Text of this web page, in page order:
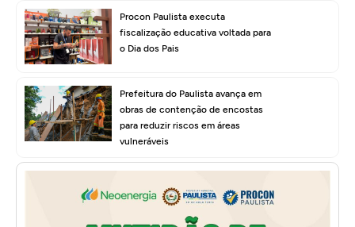
Procon Paulista executa
fiscalização educativa voltada para
o Dia dos Pais
Prefeitura do Paulista avança em
obras de contenção de encostas
para reduzir riscos em áreas
vulneráveis